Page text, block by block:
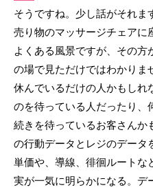
そうですね。少し話がそれま
売り物のマッサージチェアに
よくある風景ですが、その方
の場で見ただけではわかりま
休んでいるだけの人かもしれ
のを待っている人だったり、
続きを待っているお客さんか
の行動データとレジのデータ
単価や、導線、徘徊ルートな
実が一気に明らかになる。デ